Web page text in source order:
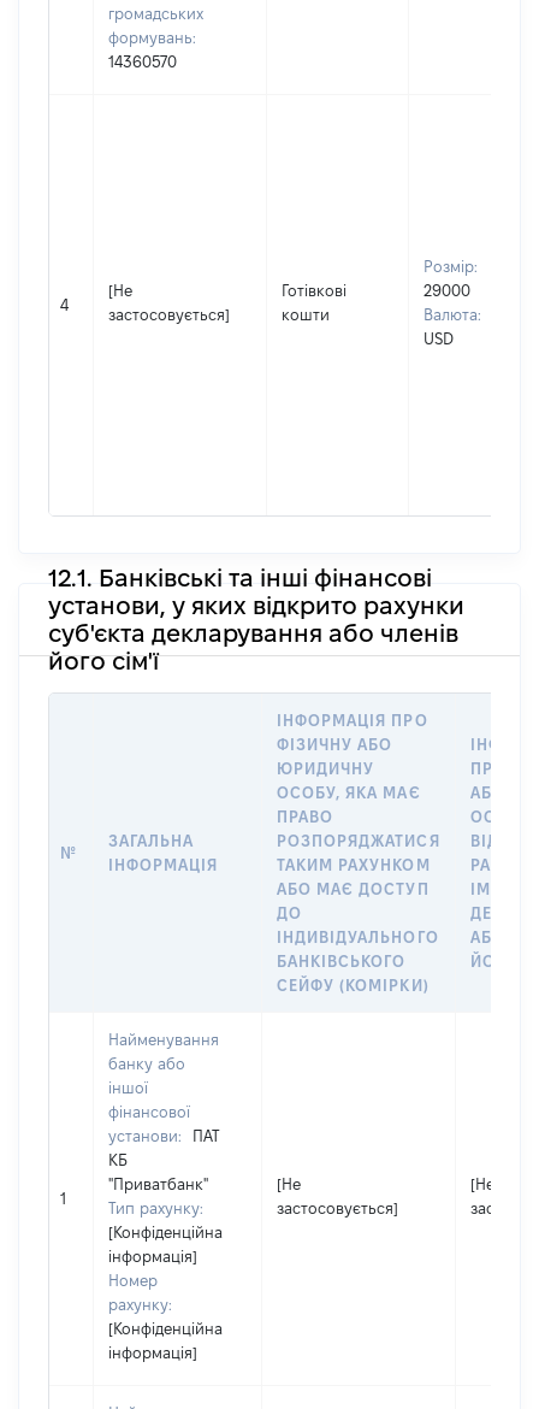
громадських
формувань:
14360570
4
[Не
застосовується]
Готівкові
кошти
Розмір:
29000
Валюта:
USD
12.1. Банківські та інші фінансові
установи, у яких відкрито рахунки
суб'єкта декларування або членів
його сім'ї
№
ЗАГАЛЬНА
ІНФОРМАЦІЯ
ІНФОРМАЦІЯ ПРО
ФІЗИЧНУ АБО
ЮРИДИЧНУ
ОСОБУ, ЯКА МАЄ
ПРАВО
РОЗПОРЯДЖАТИСЯ
ТАКИМ РАХУНКОМ
АБО МАЄ ДОСТУП
ДО
ІНДИВІДУАЛЬНОГО
БАНКІВСЬКОГО
СЕЙФУ (КОМІРКИ)
ПРО
АБО
ОСОБУ,
ІМ’Я
АБО
ЙОГО
1
Найменування
банку або
іншої
фінансової
установи:
ПАТ
КБ
"Приватбанк"
Тип рахунку:
[Конфіденційна
інформація]
Номер
рахунку:
[Конфіденційна
інформація]
[Не
застосовується]
[Не